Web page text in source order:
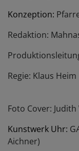
Konzeption:
Redaktion:
Regie: Klaus Heim
Foto Cover:
Kunstwerk Uhr:
Aichner)